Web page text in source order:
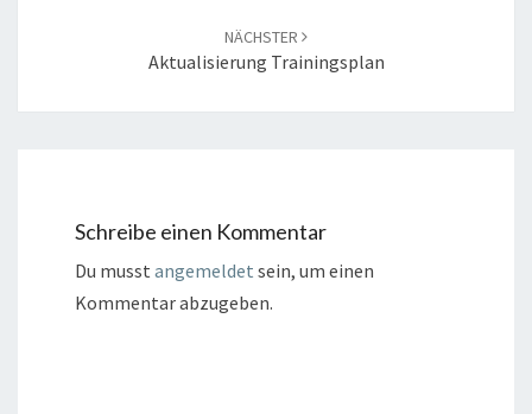
NÄCHSTER
Aktualisierung Trainingsplan
Schreibe einen Kommentar
Du musst angemeldet sein, um einen
Kommentar abzugeben.